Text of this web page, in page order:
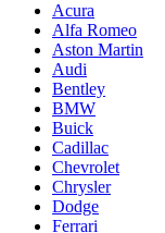
Acura
Alfa Romeo
Aston Martin
Audi
Bentley
BMW
Buick
Cadillac
Chevrolet
Chrysler
Dodge
Ferrari